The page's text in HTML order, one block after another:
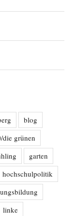
blog
die grünen
garten
hochschulpolitik
linke